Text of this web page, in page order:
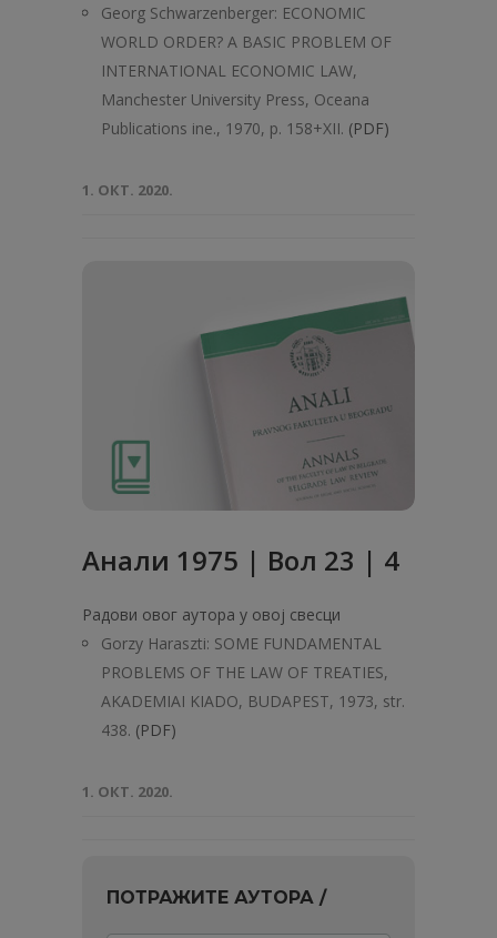
Georg Schwarzenberger: ECONOMIC
WORLD ORDER? A BASIC PROBLEM OF
INTERNATIONAL ECONOMIC LAW,
Manchester University Press, Oceana
Publications ine., 1970, p. 158+XII. (PDF)
1. ОКТ. 2020.
Анaли 1975 | Вол 23 | 4
Радови овог аутора у овој свесци
Gorzy Haraszti: SOME FUNDAMENTAL
PROBLEMS OF THE LAW OF TREATIES,
AKADEMIAI KIADO, BUDAPEST, 1973, str.
438. (PDF)
1. ОКТ. 2020.
ПОТРАЖИТЕ АУТОРА /